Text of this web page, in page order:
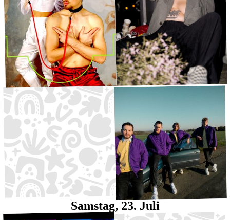
Fliegende Haie
20:30 Große Bühne·Urban Pop Indiepop
Potted Plants Figur Lemur
Samstag, 23. Juli